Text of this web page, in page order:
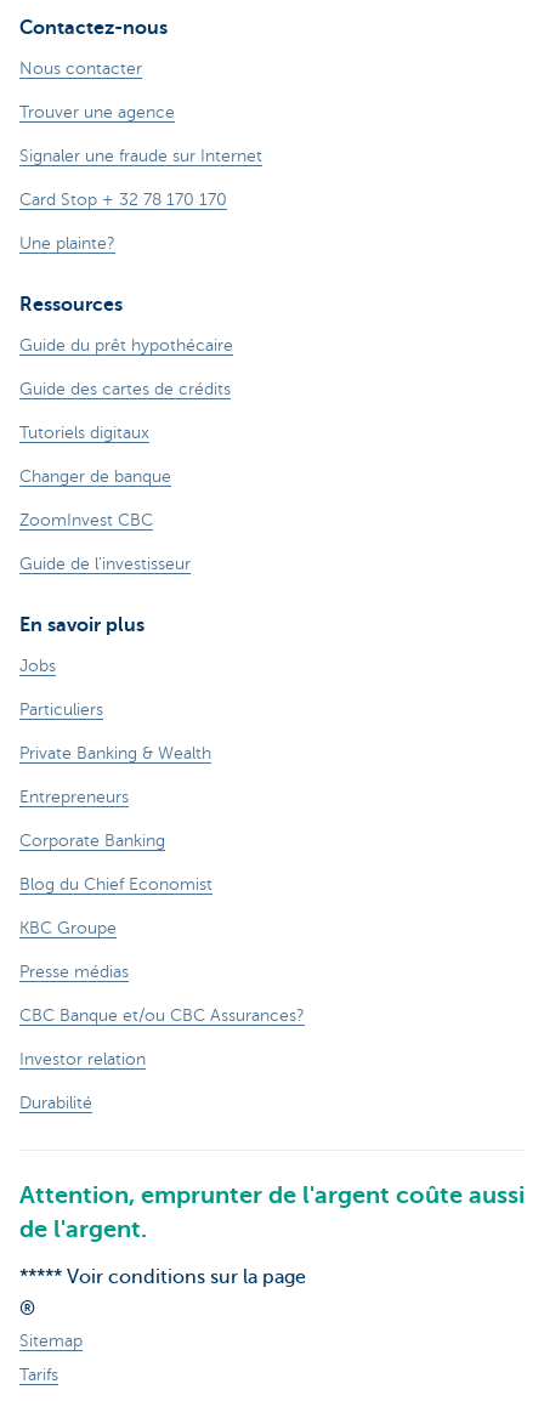
Contactez-nous
Nous contacter
Trouver une agence
Signaler une fraude sur Internet
Card Stop + 32 78 170 170
Une plainte?
Ressources
Guide du prêt hypothécaire
Guide des cartes de crédits
Tutoriels digitaux
Changer de banque
ZoomInvest CBC
Guide de l'investisseur
En savoir plus
Jobs
Particuliers
Private Banking & Wealth
Entrepreneurs
Corporate Banking
Blog du Chief Economist
KBC Groupe
Presse médias
CBC Banque et/ou CBC Assurances?
Investor relation
Durabilité
Attention, emprunter de l'argent coûte aussi
de l'argent.
***** Voir conditions sur la page
®
Sitemap
Tarifs